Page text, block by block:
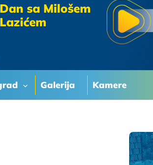
Galerija Kamere
Dan sa Milošem
Lazićem
Djavoli